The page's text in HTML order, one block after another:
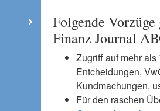
Folgende
Finanz Journal
Zugriff auf mehr
Entcheidungen,
Kundmachungen,
Für den raschen